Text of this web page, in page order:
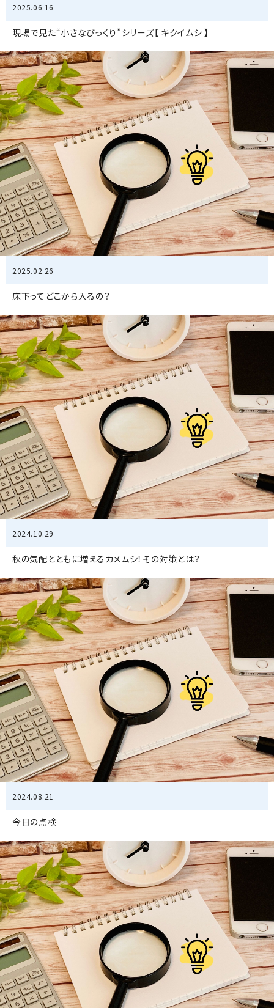
2025.06.16
現場で見た“小さなびっくり”シリーズ【 キクイムシ 】
2025.02.26
床下ってどこから入るの？
2024.10.29
秋の気配とともに増えるカメムシ！その対策とは？
2024.08.21
今日の点検